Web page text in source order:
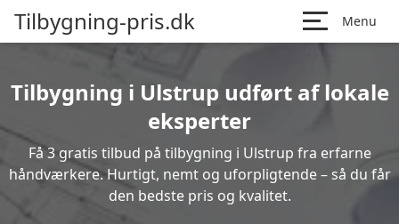
Tilbygning-pris.dk Menu
Tilbygning i Ulstrup udført af lokale
eksperter
Få 3 gratis tilbud på tilbygning i Ulstrup fra erfarne
håndværkere. Hurtigt, nemt og uforpligtende – så du får
den bedste pris og kvalitet.